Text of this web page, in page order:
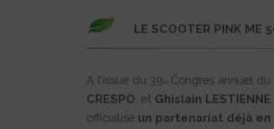
LE SCOOTER PINK ME
A l’issue du 39e Congrès annuel du
CRESPO , et Ghislain LESTIENNE
officialisé un partenariat déjà